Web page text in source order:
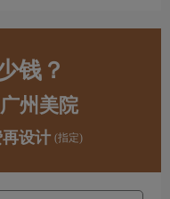
钱？
州美院
设计 (指定)